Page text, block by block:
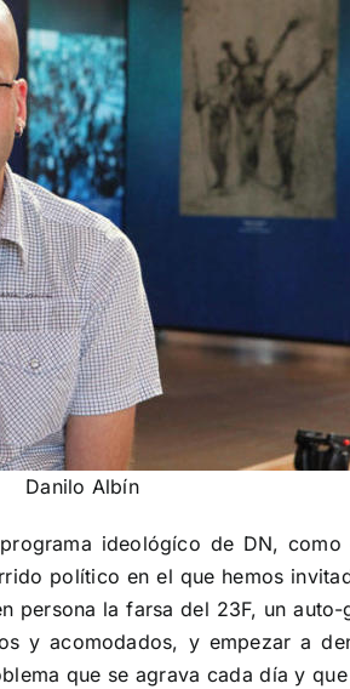
Danilo Albín
ideológíco de DN,
político en el que hemos
la farsa del 23F, un
y acomodados, y empezar a
que se agrava cada día y